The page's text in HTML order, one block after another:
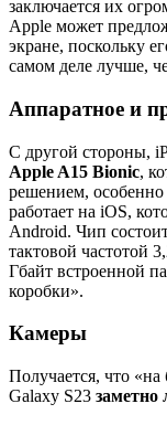
заключается их
Apple может
экране, поскольку
самом деле лучше,
Аппаратное и
С другой стороны,
Apple A15 Bionic,
решением, особенно
работает на iOS,
Android. Чип
тактовой частотой
Гбайт встроенной
коробки».
Камеры
Получается, что «на
Galaxy S23 заметно